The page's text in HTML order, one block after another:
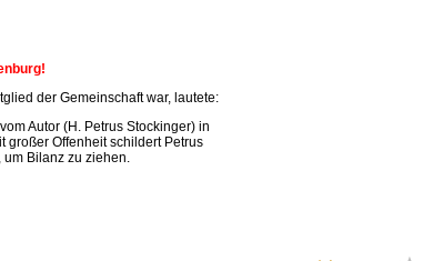
der Gemeinschaft war, lautete:
Autor (H. Petrus Stockinger) in
großer Offenheit schildert Petrus
Bilanz zu ziehen.